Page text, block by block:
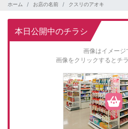
ホーム
お店の名前 クスリのアオキ
本日公開中のチラシ
画像はイメージ
画像をクリックするとチ